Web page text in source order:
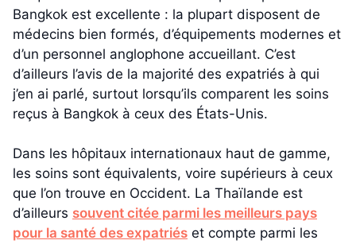
Bangkok est excellente : la plupart disposent de
médecins bien formés, d’équipements modernes et
d’un personnel anglophone accueillant. C’est
d’ailleurs l’avis de la majorité des expatriés à qui
j’en ai parlé, surtout lorsqu’ils comparent les soins
reçus à Bangkok à ceux des États-Unis.
Dans les hôpitaux internationaux haut de gamme,
les soins sont équivalents, voire supérieurs à ceux
que l’on trouve en Occident. La Thaïlande est
d’ailleurs souvent citée parmi les meilleurs pays
pour la santé des expatriés et compte parmi les